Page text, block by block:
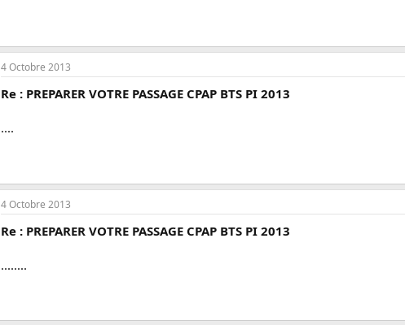
4 Octobre 2013
Re : PREPARER VOTRE PASSAGE CPAP BTS PI 2013
....
4 Octobre 2013
Re : PREPARER VOTRE PASSAGE CPAP BTS PI 2013
........